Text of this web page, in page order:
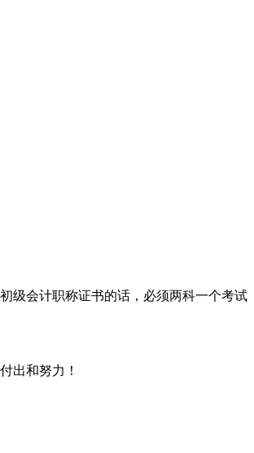
会计职称证书的话，必须两科一个考试
出和努力！